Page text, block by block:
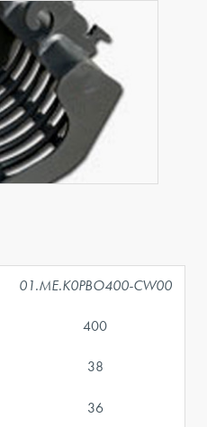
01.ME.K0PBO400-CW00
400
38
36